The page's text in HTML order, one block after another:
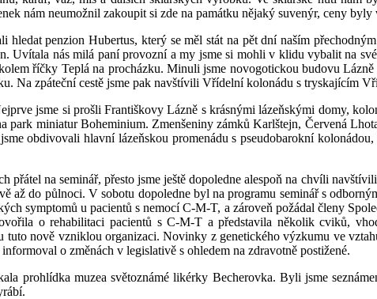
nám neumožnil zakoupit si zde na památku nějaký suvenýr, ceny
hledat penzion Hubertus, který se měl stát na pět dní naším
Uvítala nás milá paní provozní a my jsme si mohli v klidu vybalit na
říčky Teplá na procházku. Minuli jsme novogotickou budovu
Na zpáteční cestě jsme pak navštívili Vřídelní kolonádu s tryskajícím
jsme si prošli Františkovy Lázně s krásnými lázeňskými domy,
park miniatur Boheminium. Zmenšeniny zámků Karlštejn, Červená
obdivovali hlavní lázeňskou promenádu s pseudobarokní
přátel na seminář, přesto jsme ještě dopoledne alespoň na chvíli
až do půlnoci. V sobotu dopoledne byl na programu seminář s
symptomů u pacientů s nemocí C-M-T, a zároveň požádal členy
o rehabilitaci pacientů s C-M-T a představila několik cviků,
tuto nově vzniklou organizaci. Novinky z genetického výzkumu ve
o změnách v legislativě s ohledem na zdravotně postižené.
prohlídka muzea světoznámé likérky Becherovka. Byli jsme